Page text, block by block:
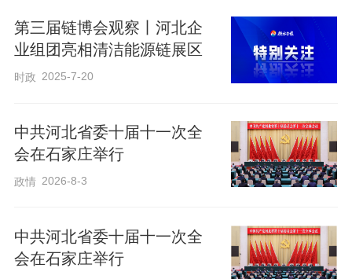
会，成套的智能农机设备吸引了不少海内
外客商。仅17日上午，就有来自哥伦比
亚、南非、刚果（金）的客商表达了合作
小马物联网是一家专业从事软件平台
建设与物联网智能硬件研发、制造、销售
智农”可以提供全面的智慧农业解决方案，
产品不仅覆盖全国大部分省份，还出口到
第三届链博会观察丨河北企
业组团亮相清洁能源链展区
时政 2025-7-20
中共河北省委十届十一次全
会在石家庄举行
政情 2026-8-3
中共河北省委十届十一次全
会在石家庄举行